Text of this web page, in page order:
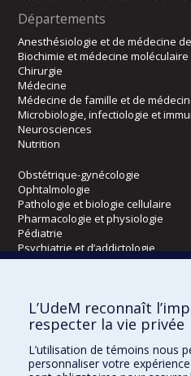
Départements
Anesthésiologie et de médecine
Biochimie et médecine moléculaire
Chirurgie
Médecine
Médecine de famille et de
Microbiologie, infectiologie et
Neurosciences
Nutrition
Obstétrique-gynécologie
Ophtalmologie
Pathologie et biologie cellulaire
Pharmacologie et physiologie
Pédiatrie
Psychiatrie et d’addictologie
Radiologie, radio-oncologie et
Écoles
Orthophonie et audiologie
Réadaptation
L’UdeM reconnaît
respecter la vie privée
L’utilisation de témoins nous
personnaliser votre